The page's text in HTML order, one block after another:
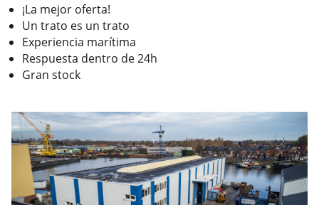
¡La mejor oferta!
Un trato es un trato
Experiencia marítima
Respuesta dentro de 24h
Gran stock